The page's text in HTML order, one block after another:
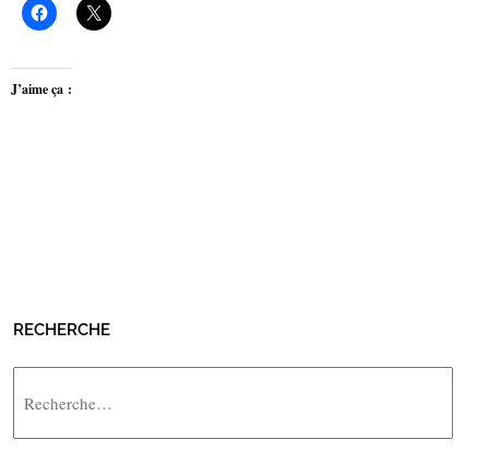
J’aime ça :
RECHERCHE